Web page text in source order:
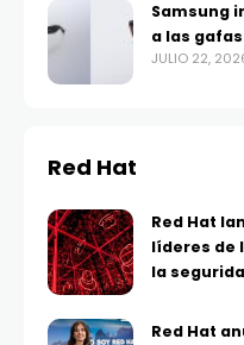
Samsung
a las
JULIO 22,
Red Hat
Red Hat
líderes de
la
Red Hat